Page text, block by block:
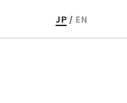
JP / EN